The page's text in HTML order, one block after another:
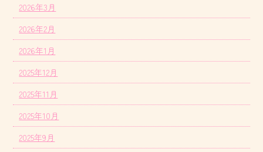
2026年3月
2026年2月
2026年1月
2025年12月
2025年11月
2025年10月
2025年9月